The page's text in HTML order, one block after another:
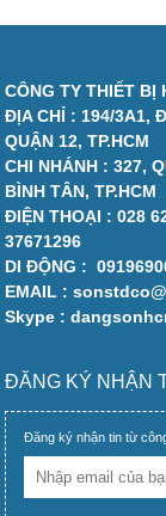
CÔNG TY THIẾT BỊ
ĐỊA CHỈ : 194/3A1,
QUẬN 12, TP.HCM
CHI NHÁNH : 327,
BÌNH TÂN, TP.HCM
ĐIỆN THOẠI :028
37671296
DI ĐỘNG :
EMAIL :
Skype :
ĐĂNG KÝ NHẬN
Đăng ký nhận tin từ